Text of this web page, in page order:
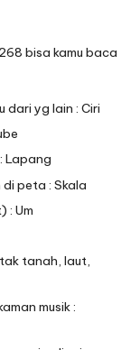
bisa kamu baca
dari yg lain : Ciri
Lapang
peta : Skala
: Um
tanah, laut,
musik :